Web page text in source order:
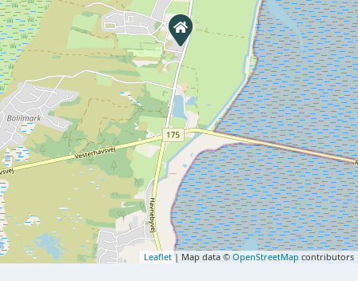
Leaflet | Map data ©OpenStreetMapcontributors